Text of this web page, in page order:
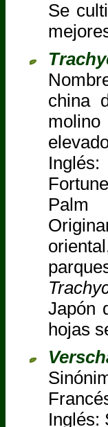
Se
china
Palm
Japón
hojas
Inglés: